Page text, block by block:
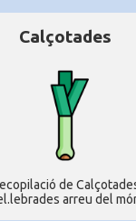
Calçotades
de
arreu del